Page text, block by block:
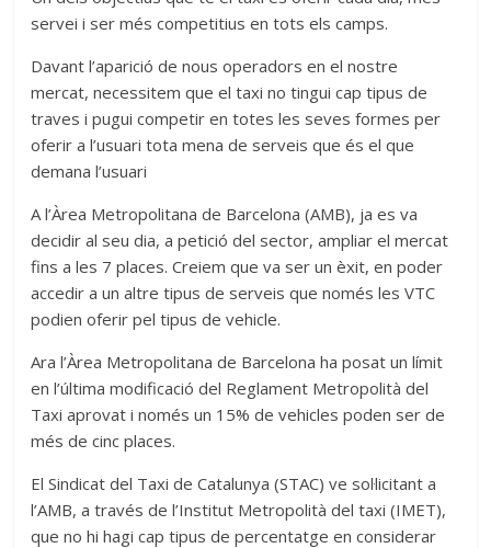
servei i ser més competitius en tots els camps.
Davant l’aparició de nous operadors en el nostre
mercat, necessitem que el taxi no tingui cap tipus de
traves i pugui competir en totes les seves formes per
oferir a l’usuari tota mena de serveis que és el que
demana l’usuari
A l’Àrea Metropolitana de Barcelona (AMB), ja es va
decidir al seu dia, a petició del sector, ampliar el mercat
fins a les 7 places. Creiem que va ser un èxit, en poder
accedir a un altre tipus de serveis que només les VTC
podien oferir pel tipus de vehicle.
Ara l’Àrea Metropolitana de Barcelona ha posat un límit
en l’última modificació del Reglament Metropolità del
Taxi aprovat i només un 15% de vehicles poden ser de
més de cinc places.
El Sindicat del Taxi de Catalunya (STAC) ve sol·licitant a
l’AMB, a través de l’Institut Metropolità del taxi (IMET),
que no hi hagi cap tipus de percentatge en considerar